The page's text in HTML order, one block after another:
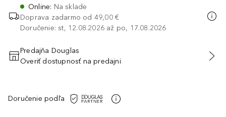
Online: Na sklade
Doprava zadarmo od 49,00 €
Doručenie: st, 12.08.2026 až po, 17.08.2026
PRIDAŤ DO KOŠÍKA
Predajňa Douglas
Overiť dostupnosť na predajni
Doručenie podľa